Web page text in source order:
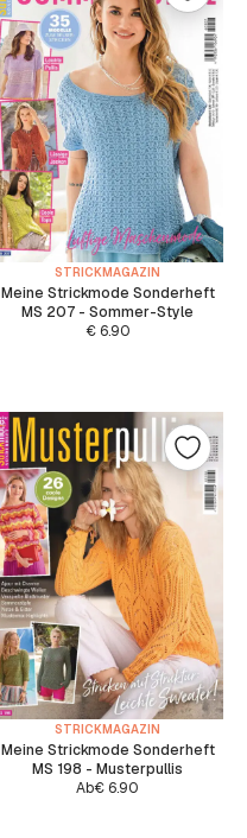
STRICKMAGAZIN
Meine Strickmode Sonderheft
MS 207 - Sommer-Style
€6.90
STRICKMAGAZIN
Meine Strickmode Sonderheft
MS 198 - Musterpullis
Ab€ 6.90